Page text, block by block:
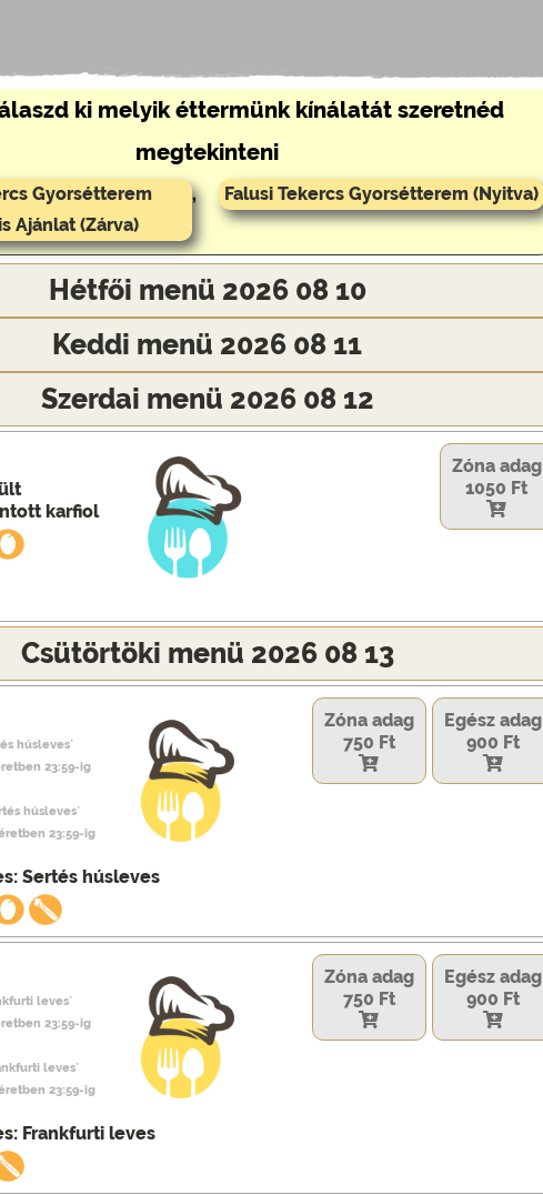
ki melyik éttermünk kínálatát szeretnéd
megtekinteni
Gyorsétterem
Ajánlat (Zárva)
, Falusi Tekercs Gyorsétterem (Nyitva)
Hétfői menü 2026 08 10
Keddi menü 2026 08 11
Szerdai menü 2026 08 12
karfiol
Zóna adag
1050 Ft
Csütörtöki menü 2026 08 13
húsleves`
23:59-ig
húsleves`
23:59-ig
Sertés húsleves
Zóna adag
750 Ft
Egész adag
900 Ft
leves`
23:59-ig
leves`
23:59-ig
Frankfurti leves
Zóna adag
750 Ft
Egész adag
900 Ft